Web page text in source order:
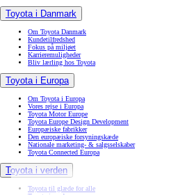
Toyota i Danmark
Om Toyota Danmark
Kundetilfredshed
Fokus på miljøet
Karrieremuligheder
Bliv lærling hos Toyota
Toyota i Europa
Om Toyota i Europa
Vores rejse i Europa
Toyota Motor Europe
Toyota Europe Design Development
Europæiske fabrikker
Den europæiske forsyningskæde
Nationale marketing- & salgsselskaber
Toyota Connected Europa
Toyota i verden
Toyota til glæde for alle